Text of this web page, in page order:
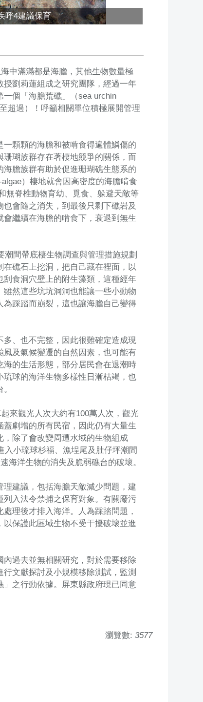
呼4建議保育
中滿滿都是海膽，其他生物數量極
劉莉蓮組成之研究團隊，經過一年
個「海膽荒礁」（sea urchin
超過）！呼籲相關單位積極展開管理
一顆顆的海膽和被啃食得遍體鱗傷的
瑚族群存在著棲地競爭的關係，而
膽族群有助於促進珊瑚礁生態系的
）棲地就會因高密度的海膽啃食
無脊椎動物育幼、覓食、躲避天敵等
會隨之消失，到最後只剩下礁岩及
繼續在海膽的啃食下，衰退到無生
間帶底棲生物調查與管理措施規劃
礁石上挖洞，把自己藏在裡面，以
食洞穴壁上的附生藻類，這種經年
然這些坑坑洞洞也能讓一些小動物
踩踏而崩裂，這也讓海膽自己變得
、也不完整，因此很難確定造成現
及氣候變遷的自然因素，也可能有
的生活形態，部分居民會在退潮時
球的海洋生物多樣性日漸枯竭，也
來觀光人次大約有100萬人次，觀光
劇增的所有民宿，因此仍有大量生
除了會改變周遭水域的生物組成
小琉球杉福、漁埕尾及肚仔坪潮間
海洋生物的消失及脆弱礁台的破壞。
建議，包括海膽天敵減少問題，建
入法令禁捕之保育對象。有關廢污
理後才排入海洋。人為踩踏問題，
保護此區域生物不受干擾破壞並進
過去並無相關研究，對於需要移除
文獻探討及小規模移除測試，監測
之行動依據。屏東縣政府現已同意
瀏覽數: 3577